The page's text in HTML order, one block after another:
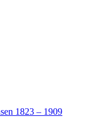
1823 – 1909